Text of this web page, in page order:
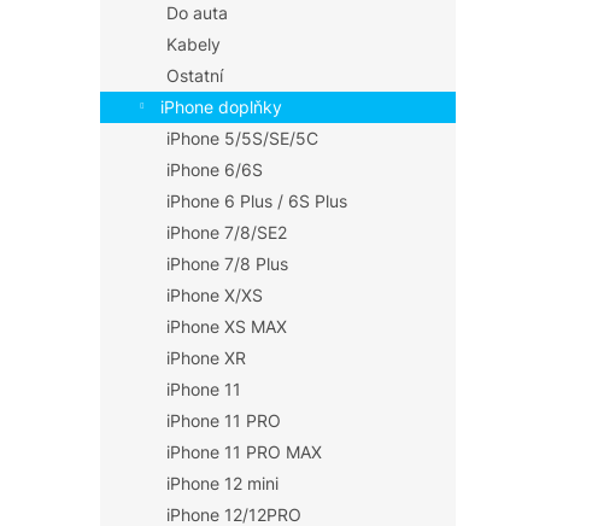
Do auta
Kabely
Ostatní
iPhone doplňky
iPhone 5/5S/SE/5C
iPhone 6/6S
iPhone 6 Plus / 6S Plus
iPhone 7/8/SE2
iPhone 7/8 Plus
iPhone X/XS
iPhone XS MAX
iPhone XR
iPhone 11
iPhone 11 PRO
iPhone 11 PRO MAX
iPhone 12 mini
iPhone 12/12PRO